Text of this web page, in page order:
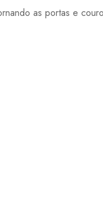
as portas e couro